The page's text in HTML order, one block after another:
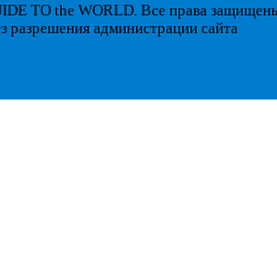
TO the WORLD. Все права
разрешения администрации сайта